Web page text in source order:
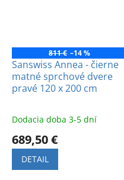
811 € –14 %
Sanswiss Annea - čierne
matné sprchové dvere
pravé 120 x 200 cm
Dodacia doba 3-5 dní
689,50 €
DETAIL